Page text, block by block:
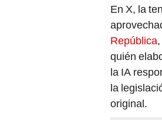
En X, la
República
quién
la IA
la
original.